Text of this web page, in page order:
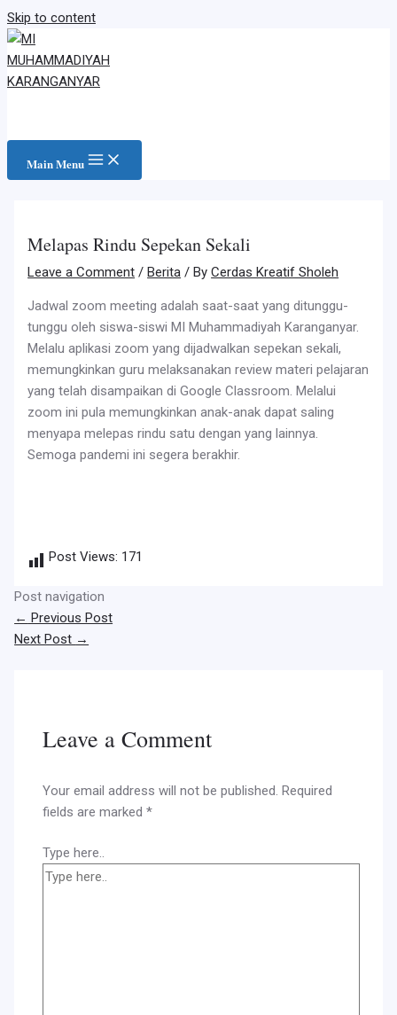
Skip to content
Main Menu
Melapas Rindu Sepekan Sekali
Leave a Comment /Berita / ByCerdas Kreatif Sholeh
Jadwal zoom meeting adalah saat-saat yang ditunggu-
tunggu oleh siswa-siswi MI Muhammadiyah Karanganyar.
Melalu aplikasi zoom yang dijadwalkan sepekan sekali,
memungkinkan guru melaksanakan review materi pelajaran
yang telah disampaikan di Google Classroom. Melalui
zoom ini pula memungkinkan anak-anak dapat saling
menyapa melepas rindu satu dengan yang lainnya.
Semoga pandemi ini segera berakhir.
Post Views: 171
Post navigation
← Previous Post
Next Post →
Leave a Comment
Your email address will not be published. Required
fields are marked*
Type here..